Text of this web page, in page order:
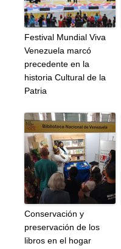
Festival Mundial Viva
Venezuela marcó
precedente en la
historia Cultural de la
Patria
Conservación y
preservación de los
libros en el hogar